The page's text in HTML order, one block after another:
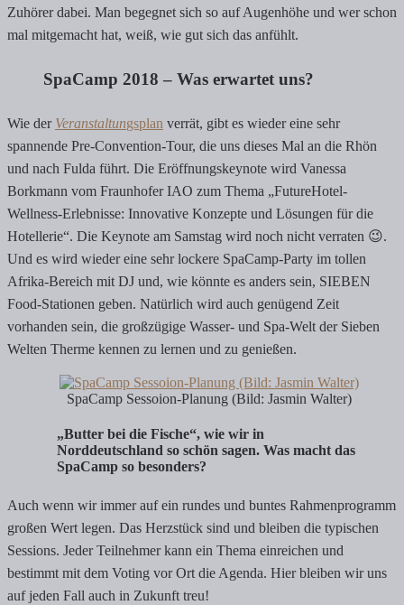
Zuhörer dabei. Man begegnet sich so auf Augenhöhe und wer schon
mal mitgemacht hat, weiß, wie gut sich das anfühlt.
SpaCamp 2018 – Was erwartet uns?
Wie der Veranstaltungsplan verrät, gibt es wieder eine sehr
spannende Pre-Convention-Tour, die uns dieses Mal an die Rhön
und nach Fulda führt. Die Eröffnungskeynote wird Vanessa
Borkmann vom Fraunhofer IAO zum Thema „FutureHotel-
Wellness-Erlebnisse: Innovative Konzepte und Lösungen für die
Hotellerie“. Die Keynote am Samstag wird noch nicht verraten 😉.
Und es wird wieder eine sehr lockere SpaCamp-Party im tollen
Afrika-Bereich mit DJ und, wie könnte es anders sein, SIEBEN
Food-Stationen geben. Natürlich wird auch genügend Zeit
vorhanden sein, die großzügige Wasser- und Spa-Welt der Sieben
Welten Therme kennen zu lernen und zu genießen.
SpaCamp Sessoion-Planung (Bild: Jasmin Walter)
„Butter bei die Fische“, wie wir in
Norddeutschland so schön sagen. Was macht das
SpaCamp so besonders?
Auch wenn wir immer auf ein rundes und buntes Rahmenprogramm
großen Wert legen. Das Herzstück sind und bleiben die typischen
Sessions. Jeder Teilnehmer kann ein Thema einreichen und
bestimmt mit dem Voting vor Ort die Agenda. Hier bleiben wir uns
auf jeden Fall auch in Zukunft treu!